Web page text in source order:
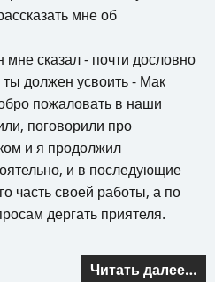
мне об
сказал - почти дословно
должен усвоить - Мак
пожаловать в наши
поговорили про
и я продолжил
и в последующие
часть своей работы, а по
дергать приятеля.
Читать далее…